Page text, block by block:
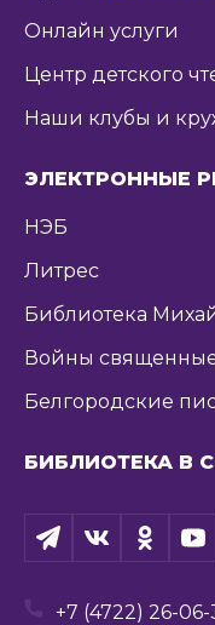
Онлайн услуги
Центр детского
Наши клубы и
ЭЛЕКТРОННЫЕ
НЭБ
Литрес
Библиотека
Войны
Белгородские
БИБЛИОТЕКА В
+7 (4722) 26-06-